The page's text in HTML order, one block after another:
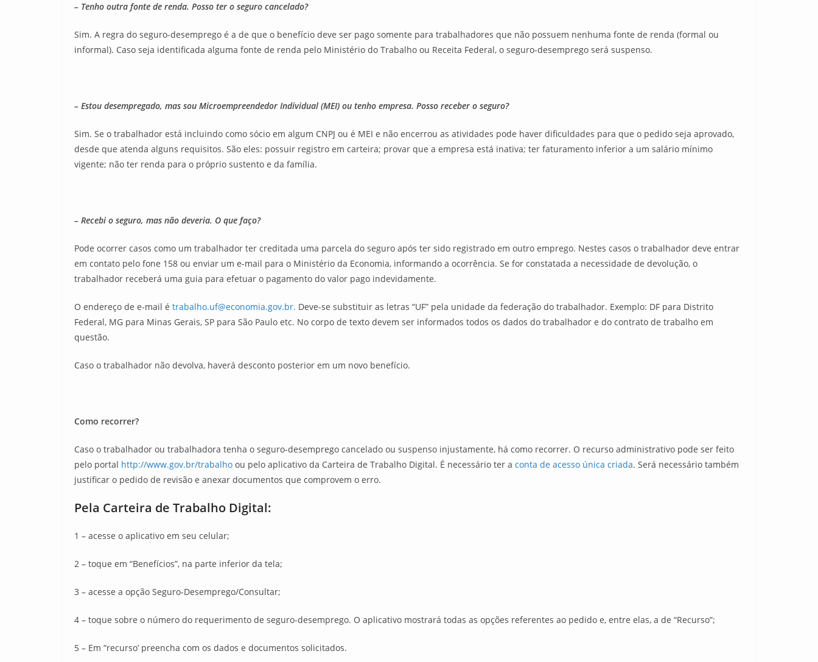
– Tenho outra fonte de renda. Posso ter o seguro cancelado?
Sim. A regra do seguro-desemprego é a de que o benefício deve ser pago somente para trabalhadores que não possuem nenhuma fonte de renda (formal ou
informal). Caso seja identificada alguma fonte de renda pelo Ministério do Trabalho ou Receita Federal, o seguro-desemprego será suspenso.
– Estou desempregado, mas sou Microempreendedor Individual (MEI) ou tenho empresa. Posso receber o seguro?
Sim. Se o trabalhador está incluindo como sócio em algum CNPJ ou é MEI e não encerrou as atividades pode haver dificuldades para que o pedido seja aprovado,
desde que atenda alguns requisitos. São eles: possuir registro em carteira; provar que a empresa está inativa; ter faturamento inferior a um salário mínimo
vigente; não ter renda para o próprio sustento e da família.
– Recebi o seguro, mas não deveria. O que faço?
Pode ocorrer casos como um trabalhador ter creditada uma parcela do seguro após ter sido registrado em outro emprego. Nestes casos o trabalhador deve entrar
em contato pelo fone 158 ou enviar um e-mail para o Ministério da Economia, informando a ocorrência. Se for constatada a necessidade de devolução, o
trabalhador receberá uma guia para efetuar o pagamento do valor pago indevidamente.
O endereço de e-mail é trabalho.uf@economia.gov.br. Deve-se substituir as letras “UF” pela unidade da federação do trabalhador. Exemplo: DF para Distrito
Federal, MG para Minas Gerais, SP para São Paulo etc. No corpo de texto devem ser informados todos os dados do trabalhador e do contrato de trabalho em
questão.
Caso o trabalhador não devolva, haverá desconto posterior em um novo benefício.
Como recorrer?
Caso o trabalhador ou trabalhadora tenha o seguro-desemprego cancelado ou suspenso injustamente, há como recorrer. O recurso administrativo pode ser feito
pelo portal http://www.gov.br/trabalho ou pelo aplicativo da Carteira de Trabalho Digital. É necessário ter a conta de acesso única criada. Será necessário também
justificar o pedido de revisão e anexar documentos que comprovem o erro.
Pela Carteira de Trabalho Digital:
1 – acesse o aplicativo em seu celular;
2 – toque em “Benefícios”, na parte inferior da tela;
3 – acesse a opção Seguro-Desemprego/Consultar;
4 – toque sobre o número do requerimento de seguro-desemprego. O aplicativo mostrará todas as opções referentes ao pedido e, entre elas, a de “Recurso”;
5 – Em “recurso’ preencha com os dados e documentos solicitados.